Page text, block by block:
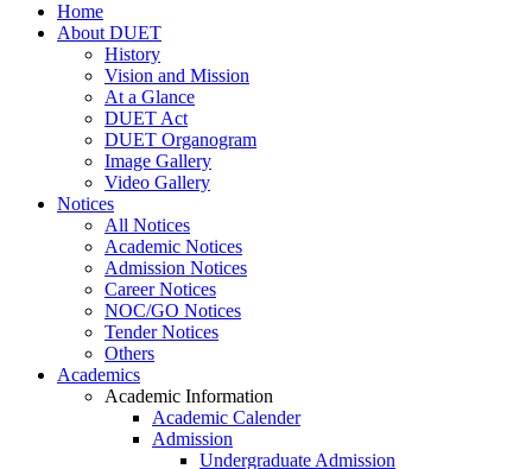
Home
About DUET
History
Vision and Mission
At a Glance
DUET Act
DUET Organogram
Image Gallery
Video Gallery
Notices
All Notices
Academic Notices
Admission Notices
Career Notices
NOC/GO Notices
Tender Notices
Others
Academics
Academic Information
Academic Calender
Admission
Undergraduate Admission